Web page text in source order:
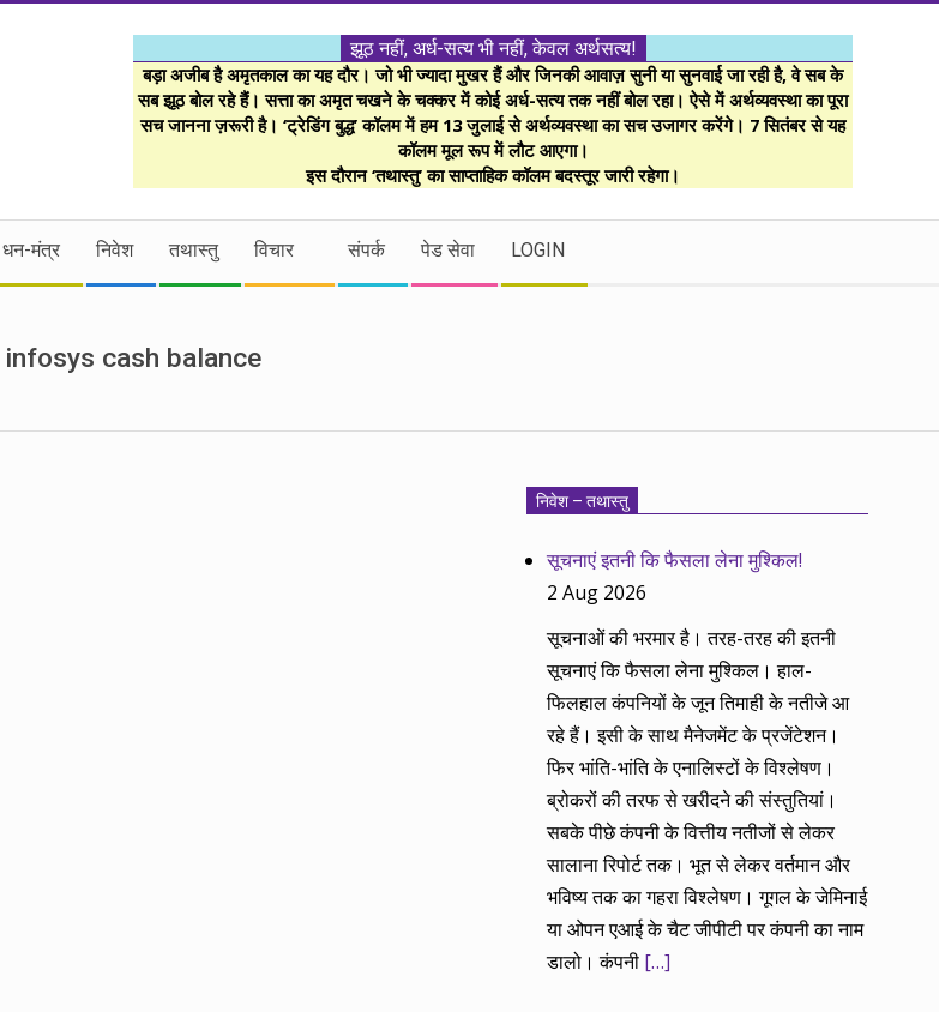
झूठ नहीं, अर्ध-सत्य भी नहीं, केवल अर्थसत्य!
बड़ा अजीब है अमृतकाल का यह दौर। जो भी ज्यादा मुखर हैं और जिनकी आवाज़ सुनी या सुनवाई जा रही है, वे सब के
सब झूठ बोल रहे हैं। सत्ता का अमृत चखने के चक्कर में कोई अर्ध-सत्य तक नहीं बोल रहा। ऐसे में अर्थव्यवस्था का पूरा
सच जानना ज़रूरी है। ‘ट्रेडिंग बुद्ध’ कॉलम में हम 13 जुलाई से अर्थव्यवस्था का सच उजागर करेंगे। 7 सितंबर से यह
कॉलम मूल रूप में लौट आएगा।
इस दौरान ‘तथास्तु’ का साप्ताहिक कॉलम बदस्तूर जारी रहेगा।
धन-मंत्र निवेश तथास्तु विचार संपर्क पेड सेवा LOGIN
infosys cash balance
निवेश – तथास्तु
सूचनाएं इतनी कि फैसला लेना मुश्किल!
2 Aug 2026
सूचनाओं की भरमार है। तरह-तरह की इतनी
सूचनाएं कि फैसला लेना मुश्किल। हाल-
फिलहाल कंपनियों के जून तिमाही के नतीजे आ
रहे हैं। इसी के साथ मैनेजमेंट के प्रजेंटेशन।
फिर भांति-भांति के एनालिस्टों के विश्लेषण।
ब्रोकरों की तरफ से खरीदने की संस्तुतियां।
सबके पीछे कंपनी के वित्तीय नतीजों से लेकर
सालाना रिपोर्ट तक। भूत से लेकर वर्तमान और
भविष्य तक का गहरा विश्लेषण। गूगल के जेमिनाई
या ओपन एआई के चैट जीपीटी पर कंपनी का नाम
डालो। कंपनी […]